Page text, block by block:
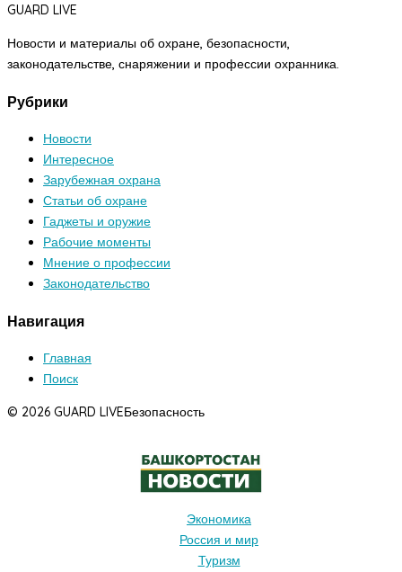
GUARD LIVE
Новости и материалы об охране, безопасности,
законодательстве, снаряжении и профессии охранника.
Рубрики
Новости
Интересное
Зарубежная охрана
Статьи об охране
Гаджеты и оружие
Рабочие моменты
Мнение о профессии
Законодательство
Навигация
Главная
Поиск
© 2026 GUARD LIVEБезопасность
Экономика
Россия и мир
Туризм